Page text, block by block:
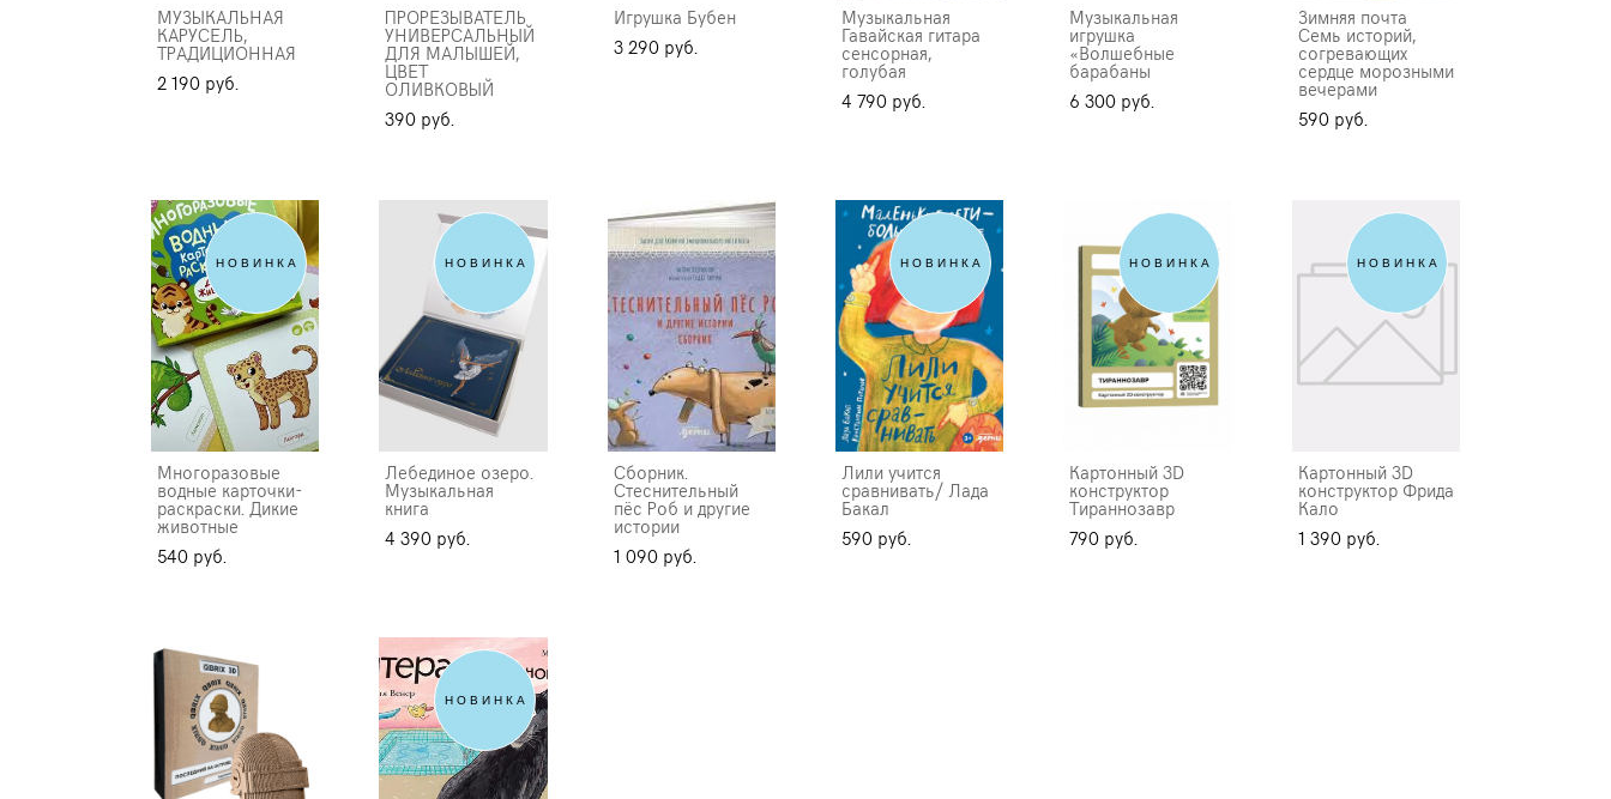
МУЗЫКАЛЬНАЯ
КАРУСЕЛЬ,
ТРАДИЦИОННАЯ
2 190 pуб.
ПРОРЕЗЫВАТЕЛЬ
УНИВЕРСАЛЬНЫЙ
ДЛЯ МАЛЫШЕЙ,
ЦВЕТ
ОЛИВКОВЫЙ
390 pуб.
Игрушка Бубен
3 290 pуб.
Музыкальная
Гавайская гитара
сенсорная,
голубая
4 790 pуб.
Музыкальная
игрушка
«Волшебные
барабаны
6 300 pуб.
Зимняя почта
Семь историй,
согревающих
сердце морозными
вечерами
590 pуб.
НОВИНКА
Многоразовые
водные карточки-
раскраски. Дикие
животные
540 pуб.
НОВИНКА
Лебединое озеро.
Музыкальная
книга
4 390 pуб.
Сборник.
Стеснительный
пёс Роб и другие
истории
1 090 pуб.
НОВИНКА
Лили учится
сравнивать/ Лада
Бакал
590 pуб.
НОВИНКА
Картонный 3D
конструктор
Тираннозавр
790 pуб.
НОВИНКА
Картонный 3D
конструктор Фрида
Кало
1 390 pуб.
НОВИНКА